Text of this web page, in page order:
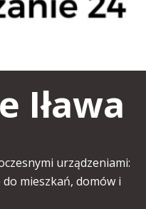
Iława
urządzeniami:
mieszkań, domów i